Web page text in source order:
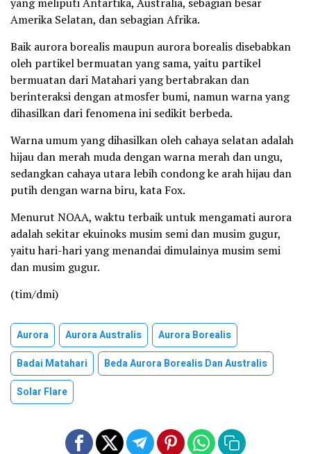
Amerika Selatan, dan sebagian Afrika.
Baik aurora borealis maupun aurora borealis disebabkan
oleh partikel bermuatan yang sama, yaitu partikel
bermuatan dari Matahari yang bertabrakan dan
berinteraksi dengan atmosfer bumi, namun warna yang
dihasilkan dari fenomena ini sedikit berbeda.
Warna umum yang dihasilkan oleh cahaya selatan adalah
hijau dan merah muda dengan warna merah dan ungu,
sedangkan cahaya utara lebih condong ke arah hijau dan
putih dengan warna biru, kata Fox.
Menurut NOAA, waktu terbaik untuk mengamati aurora
adalah sekitar ekuinoks musim semi dan musim gugur,
yaitu hari-hari yang menandai dimulainya musim semi
dan musim gugur.
(tim/dmi)
Aurora Aurora Australis
Aurora Borealis
Badai Matahari
Beda Aurora Borealis Dan Australis
Solar Flare